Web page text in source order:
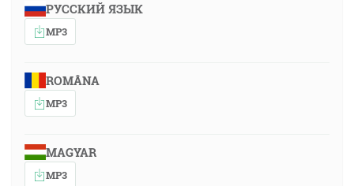
РУССКИЙ ЯЗЫК
MP3
ROMÂNA
MP3
MAGYAR
MP3